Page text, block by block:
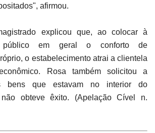
afirmou.
explicou que, ao colocar à
público em geral o conforto de
o estabelecimento atrai a clientela
Rosa também solicitou a
bens que estavam no interior do
obteve êxito. (Apelação Cível n.